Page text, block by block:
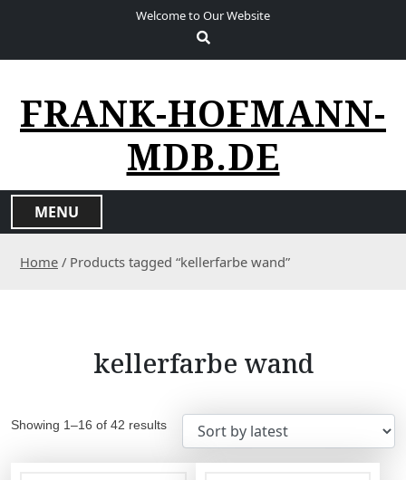
Welcome to Our Website
FRANK-HOFMANN-
MDB.DE
MENU
Home / Products tagged “kellerfarbe wand”
kellerfarbe wand
Showing 1–16 of 42 results